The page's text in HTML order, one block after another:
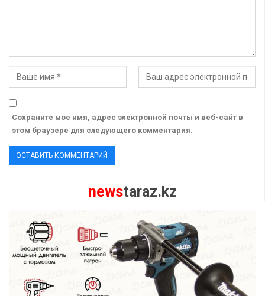
Сохраните мое имя, адрес электронной почты и веб-сайт в
этом браузере для следующего комментария.
newstaraz.kz